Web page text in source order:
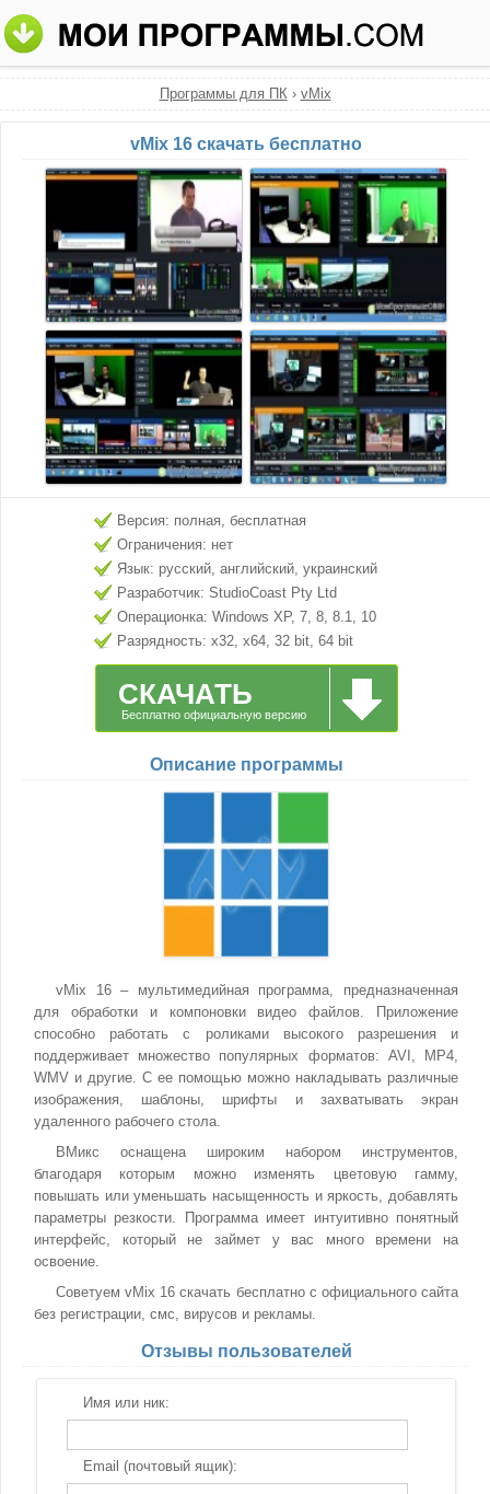
Программы для ПК› vMix
vMix 16 скачать бесплатно
Версия: полная, бесплатная
Ограничения: нет
Язык: русский, английский, украинский
Разработчик: StudioCoast Pty Ltd
Операционка: Windows XP, 7, 8, 8.1, 10
Разрядность: x32, x64, 32 bit, 64 bit
СКАЧАТЬ
Бесплатно официальную версию
Описание программы
vMix 16 – мультимедийная программа, предназначенная
для обработки и компоновки видео файлов. Приложение
способно работать с роликами высокого разрешения и
поддерживает множество популярных форматов: AVI, MP4,
WMV и другие. С ее помощью можно накладывать различные
изображения, шаблоны, шрифты и захватывать экран
удаленного рабочего стола.
ВМикс оснащена широким набором инструментов,
благодаря которым можно изменять цветовую гамму,
повышать или уменьшать насыщенность и яркость, добавлять
параметры резкости. Программа имеет интуитивно понятный
интерфейс, который не займет у вас много времени на
освоение.
Советуем vMix 16 скачать бесплатно с официального сайта
без регистрации, смс, вирусов и рекламы.
Отзывы пользователей
Имя или ник:
Email (почтовый ящик):